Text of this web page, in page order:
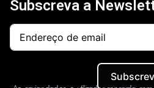
Subscreva a